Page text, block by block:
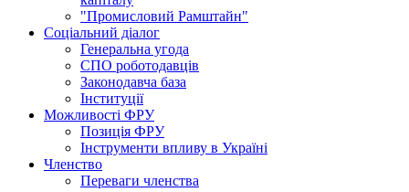
"Промисловий Рамштайн"
Соціальний діалог
Генеральна угода
СПО роботодавців
Законодавча база
Інституції
Можливості ФРУ
Позиція ФРУ
Інструменти впливу в Україні
Членство
Переваги членства